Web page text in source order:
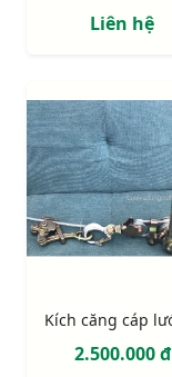
Liên hệ
2.500.000 đ